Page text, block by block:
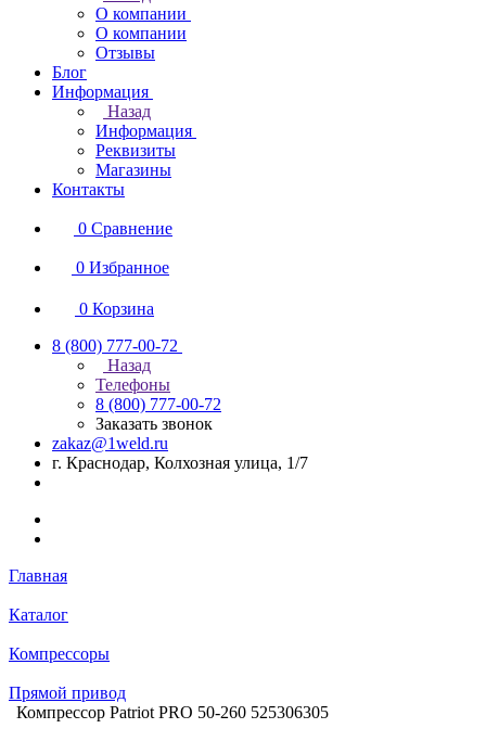
О компании
О компании
Отзывы
Блог
Информация
Назад
Информация
Реквизиты
Магазины
Контакты
0 Сравнение
0 Избранное
0 Корзина
8 (800) 777-00-72
Назад
Телефоны
8 (800) 777-00-72
Заказать звонок
zakaz@1weld.ru
г. Краснодар, Колхозная улица, 1/7
Главная
Каталог
Компрессоры
Прямой привод
Компрессор Patriot PRO 50-260 525306305